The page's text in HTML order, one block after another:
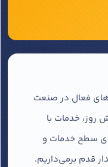
فعال در صنعت
روز، خدمات با
سطح خدمات و
قدم برمی‌داریم.